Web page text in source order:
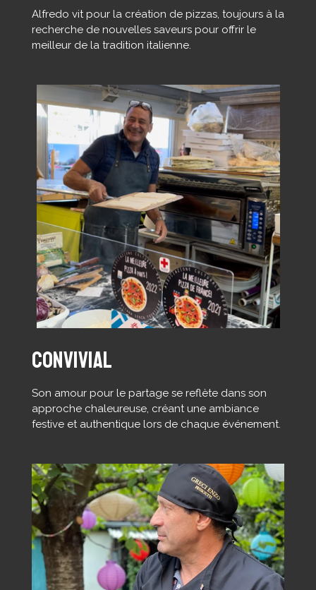
Alfredo vit pour la création de pizzas, toujours à la
recherche de nouvelles saveurs pour offrir le
meilleur de la tradition italienne.
convivial
Son amour pour le partage se reflète dans son
approche chaleureuse, créant une ambiance
festive et authentique lors de chaque événement.